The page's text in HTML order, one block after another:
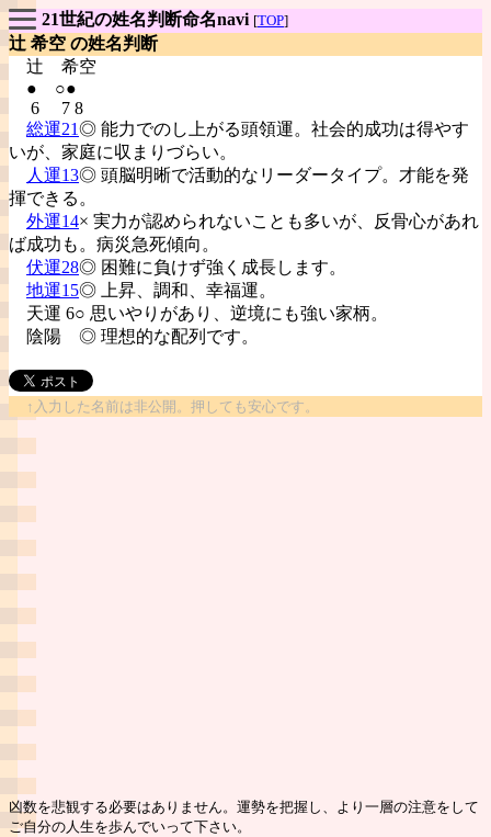
21世紀の姓名判断命名navi [TOP]
辻 希空 の姓名判断
辻 希空
● ○●
6 7 8
総運21◎ 能力でのし上がる頭領運。社会的成功は得やす
いが、家庭に収まりづらい。
人運13◎ 頭脳明晰で活動的なリーダータイプ。才能を発
揮できる。
外運14× 実力が認められないことも多いが、反骨心があれ
ば成功も。病災急死傾向。
伏運28◎ 困難に負けず強く成長します。
地運15◎ 上昇、調和、幸福運。
天運 6○ 思いやりがあり、逆境にも強い家柄。
陰陽 ◎ 理想的な配列です。
↑入力した名前は非公開。押しても安心です。
凶数を悲観する必要はありません。運勢を把握し、より一層の注意をして
ご自分の人生を歩んでいって下さい。